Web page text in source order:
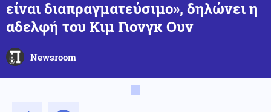
είναι διαπραγματεύσιμο», δηλώνει η
αδελφή του Κιμ Γιονγκ Ουν
Newsroom